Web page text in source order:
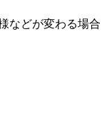
などが変わる場合